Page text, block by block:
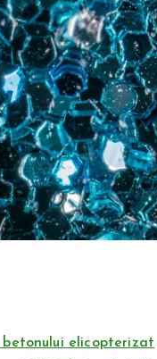
elicopterizat